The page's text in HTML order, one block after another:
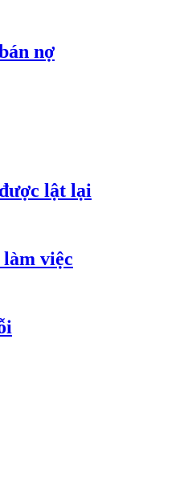
nợ
lật lại
việc